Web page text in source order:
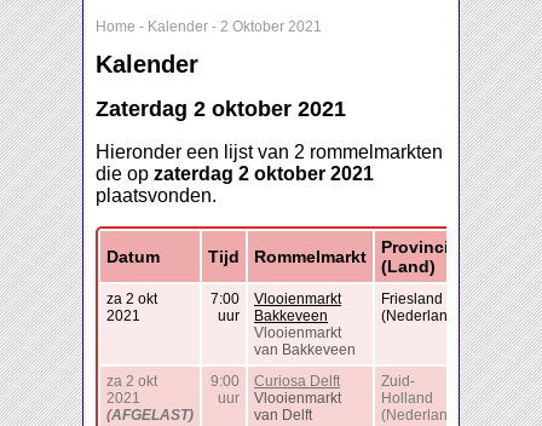
Home - Kalender - 2 Oktober 2021
Kalender
Zaterdag 2 oktober 2021
Hieronder een lijst van 2 rommelmarkten
die op zaterdag 2 oktober 2021
plaatsvonden.
Datum Tijd Rommelmarkt
Provincie
(Land)
za 2 okt
2021
7:00
uur
Vlooienmarkt
Bakkeveen
Vlooienmarkt
van Bakkeveen
Friesland
(Nederland)
za 2 okt
2021
(AFGELAST)
9:00
uur
Curiosa Delft
Vlooienmarkt
van Delft
Zuid-
Holland
(Nederland)